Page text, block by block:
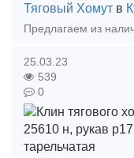
Тяговый Хомут в
25.03.23
539
0